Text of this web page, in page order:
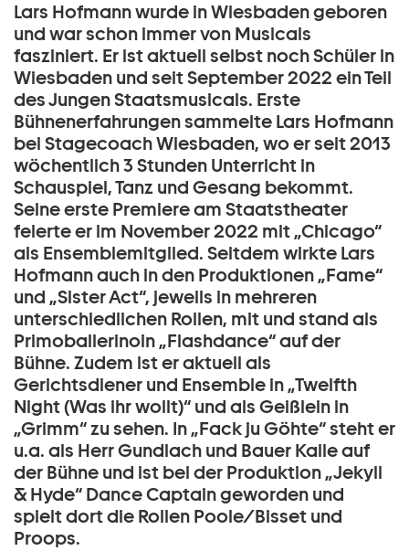
Lars Hofmann wurde in Wiesbaden geboren
und war schon immer von Musicals
fasziniert. Er ist aktuell selbst noch Schüler in
Wiesbaden und seit September 2022 ein Teil
des Jungen Staatsmusicals. Erste
Bühnenerfahrungen sammelte Lars Hofmann
bei Stagecoach Wiesbaden, wo er seit 2013
wöchentlich 3 Stunden Unterricht in
Schauspiel, Tanz und Gesang bekommt.
Seine erste Premiere am Staatstheater
feierte er im November 2022 mit „Chicago“
als Ensemblemitglied. Seitdem wirkte Lars
Hofmann auch in den Produktionen „Fame“
und „Sister Act“, jeweils in mehreren
unterschiedlichen Rollen, mit und stand als
Primoballerinoin „Flashdance“ auf der
Bühne. Zudem ist er aktuell als
Gerichtsdiener und Ensemble in „Twelfth
Night (Was ihr wollt)“ und als Geißlein in
„Grimm“ zu sehen. In „Fack ju Göhte“ steht er
u.a. als Herr Gundlach und Bauer Kalle auf
der Bühne und ist bei der Produktion „Jekyll
& Hyde“ Dance Captain geworden und
spielt dort die Rollen Poole/Bisset und
Proops.